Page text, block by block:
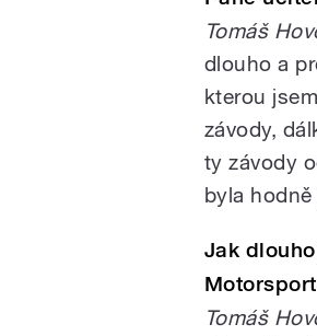
Tomáš
dlouho a
kterou
závody,
ty závody
byla
Jak
Tomáš